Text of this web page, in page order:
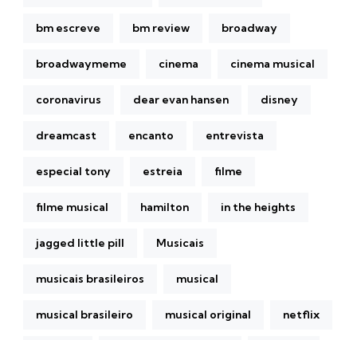
bm escreve bm review broadway
broadwaymeme cinema cinema musical
coronavirus dear evan hansen disney
dreamcast encanto entrevista
especial tony estreia filme
filme musical hamilton in the heights
jagged little pill Musicais
musicais brasileiros musical
musical brasileiro musical original netflix